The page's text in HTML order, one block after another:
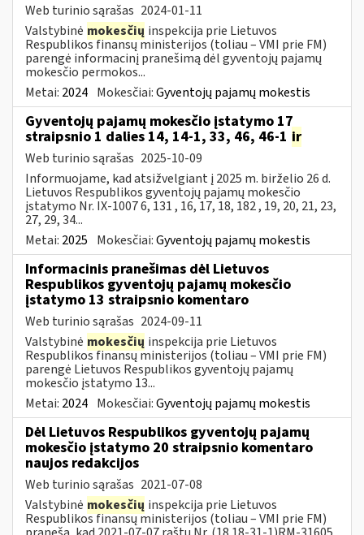
Web turinio sąrašas 2024-01-11
Valstybinė mokesčių inspekcija prie Lietuvos
Respublikos finansų ministerijos (toliau – VMI prie FM)
parengė informacinį pranešimą dėl gyventojų pajamų
mokesčio permokos...
Metai: 2024 Mokesčiai:Gyventojų pajamų mokestis
Gyventojų pajamų mokesčio įstatymo 17
straipsnio 1 dalies 14, 14-1, 33, 46, 46-1 ir
Web turinio sąrašas 2025-10-09
Informuojame, kad atsižvelgiant į 2025 m. birželio 26 d.
Lietuvos Respublikos gyventojų pajamų mokesčio
įstatymo Nr. IX-1007 6, 131 , 16, 17, 18, 182 , 19, 20, 21, 23,
27, 29, 34...
Metai: 2025 Mokesčiai:Gyventojų pajamų mokestis
Informacinis pranešimas dėl Lietuvos
Respublikos gyventojų pajamų mokesčio
įstatymo 13 straipsnio komentaro
Web turinio sąrašas 2024-09-11
Valstybinė mokesčių inspekcija prie Lietuvos
Respublikos finansų ministerijos (toliau – VMI prie FM)
parengė Lietuvos Respublikos gyventojų pajamų
mokesčio įstatymo 13...
Metai: 2024 Mokesčiai:Gyventojų pajamų mokestis
Dėl Lietuvos Respublikos gyventojų pajamų
mokesčio įstatymo 20 straipsnio komentaro
naujos redakcijos
Web turinio sąrašas 2021-07-08
Valstybinė mokesčių inspekcija prie Lietuvos
Respublikos finansų ministerijos (toliau – VMI prie FM)